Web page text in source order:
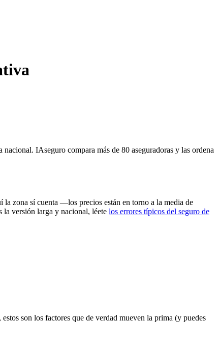
IAseguro compara más de 80 aseguradoras y las ordena
zona sí cuenta —los precios están en torno a la media de
versión larga y nacional, léete los errores típicos del seguro de
son los factores que de verdad mueven la prima (y puedes